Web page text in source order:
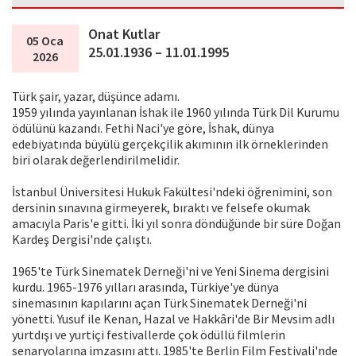
05 Oca
2026
Onat Kutlar
25.01.1936 – 11.01.1995
Türk şair, yazar, düşünce adamı.
1959 yılında yayınlanan İshak ile 1960 yılında Türk Dil Kurumu
ödülünü kazandı. Fethi Naci'ye göre, İshak, dünya
edebiyatında büyülü gerçekçilik akımının ilk örneklerinden
biri olarak değerlendirilmelidir.
İstanbul Üniversitesi Hukuk Fakültesi'ndeki öğrenimini, son
dersinin sınavına girmeyerek, bıraktı ve felsefe okumak
amacıyla Paris'e gitti. İki yıl sonra döndüğünde bir süre Doğan
Kardeş Dergisi'nde çalıştı.
1965'te Türk Sinematek Derneği'ni ve Yeni Sinema dergisini
kurdu. 1965-1976 yılları arasında, Türkiye'ye dünya
sinemasının kapılarını açan Türk Sinematek Derneği'ni
yönetti. Yusuf ile Kenan, Hazal ve Hakkâri'de Bir Mevsim adlı
yurtdışı ve yurtiçi festivallerde çok ödüllü filmlerin
senaryolarına imzasını attı. 1985'te Berlin Film Festivali'nde